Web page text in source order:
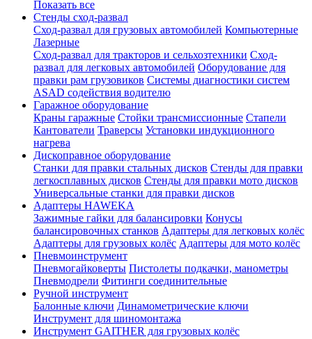
Показать все
Стенды сход-развал
Сход-развал для грузовых автомобилей Компьютерные
Лазерные
Сход-развал для тракторов и сельхозтехники Сход-
развал для легковых автомобилей Оборудование для
правки рам грузовиков Системы диагностики систем
ASAD содействия водителю
Гаражное оборудование
Краны гаражные Стойки трансмиссионные Стапели
Кантователи Траверсы Установки индукционного
нагрева
Дископравное оборудование
Станки для правки стальных дисков Стенды для правки
легкосплавных дисков Стенды для правки мото дисков
Универсальные станки для правки дисков
Адаптеры HAWEKA
Зажимные гайки для балансировки Конусы
балансировочных станков Адаптеры для легковых колёс
Адаптеры для грузовых колёс Адаптеры для мото колёс
Пневмоинструмент
Пневмогайковерты Пистолеты подкачки, манометры
Пневмодрели Фитинги соединительные
Ручной инструмент
Балонные ключи Динамометрические ключи
Инструмент для шиномонтажа
Инструмент GAITHER для грузовых колёс